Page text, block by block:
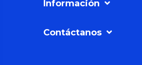
Información
Contáctanos